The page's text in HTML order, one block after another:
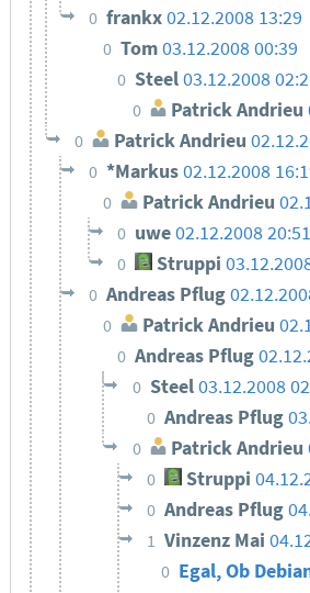
0 frankx02.12.2008 13:29
0 Tom03.12.2008 00:39
0 Steel03.12.2008
0 Patrick Andrieu
0 Patrick Andrieu
0 *Markus02.12.2008
0 Patrick Andrieu
0 uwe02.12.2008 20:51
0 Struppi
0 Andreas Pflug
0 Patrick Andrieu
0 Andreas Pflug
0 Steel03.12.2008
0 Andreas Pflug
0 Patrick Andrieu
0 Struppi
0 Andreas Pflug
1 Vinzenz Mai
0 Egal, Ob